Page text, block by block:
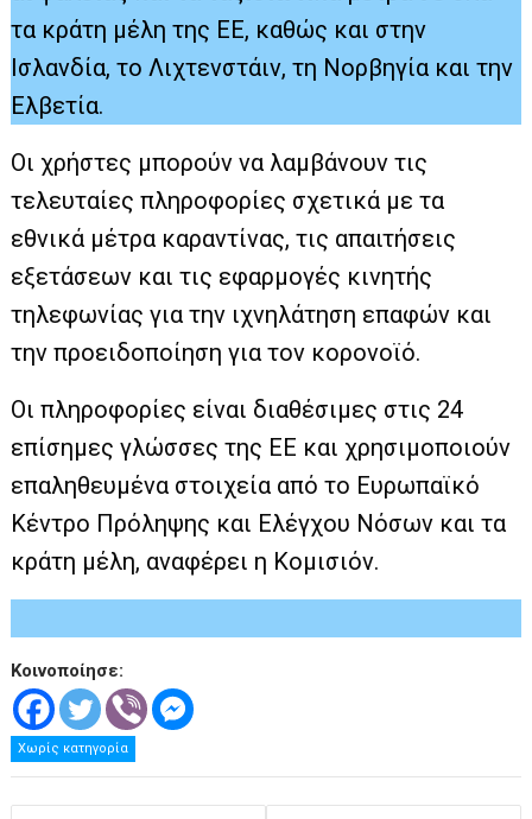
τα κράτη μέλη της ΕΕ, καθώς και στην
Ισλανδία, το Λιχτενστάιν, τη Νορβηγία και την
Ελβετία.
Οι χρήστες μπορούν να λαμβάνουν τις
τελευταίες πληροφορίες σχετικά με τα
εθνικά μέτρα καραντίνας, τις απαιτήσεις
εξετάσεων και τις εφαρμογές κινητής
τηλεφωνίας για την ιχνηλάτηση επαφών και
την προειδοποίηση για τον κορονοϊό.
Οι πληροφορίες είναι διαθέσιμες στις 24
επίσημες γλώσσες της ΕΕ και χρησιμοποιούν
επαληθευμένα στοιχεία από το Ευρωπαϊκό
Κέντρο Πρόληψης και Ελέγχου Νόσων και τα
κράτη μέλη, αναφέρει η Κομισιόν.
Κοινοποίησε:
Χωρίς κατηγορία